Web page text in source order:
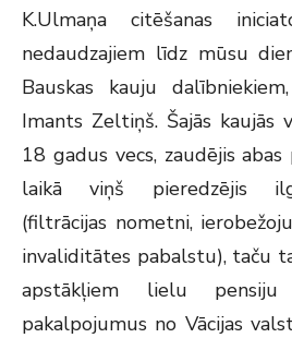
K.Ulmaņa citēšanas
nedaudzajiem līdz mūsu
Bauskas kauju
Imants Zeltiņš. Šajās kaujās
18 gadus vecs, zaudējis
laikā viņš pieredzējis
(filtrācijas nometni,
invaliditātes pabalstu), taču
apstākļiem lielu pensiju
pakalpojumus no Vācijas